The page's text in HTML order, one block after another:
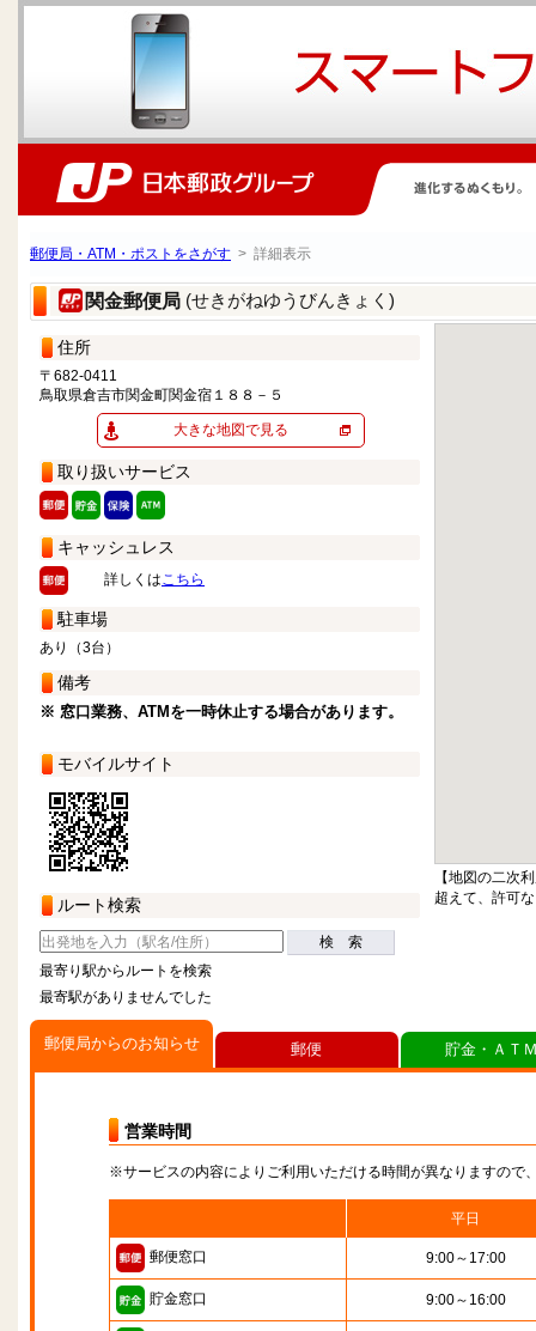
郵便局・ATM・ポストをさがす > 詳細表示
関金郵便局 (せきがねゆうびんきょく)
住所
〒682-0411
鳥取県倉吉市関金町関金宿１８８－５
大きな地図で見る
取り扱いサービス
キャッシュレス
詳しくはこちら
駐車場
あり（3台）
備考
※ 窓口業務、ATMを一時休止する場合があります。
モバイルサイト
ルート検索
検 索
最寄り駅からルートを検索
最寄駅がありませんでした
【地図の二次
超えて、許可
郵便局からのお知らせ
営業時間
※サービスの内容によりご利用いただける時間が異なりますので
平日
郵便窓口 9:00～17:00
貯金窓口 9:00～16:00
郵便 貯金・ＡＴ